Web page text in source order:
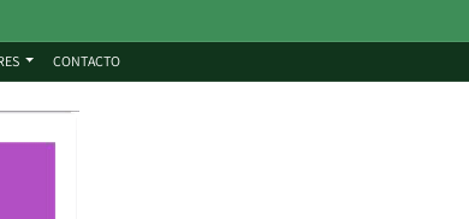
CONTACTO